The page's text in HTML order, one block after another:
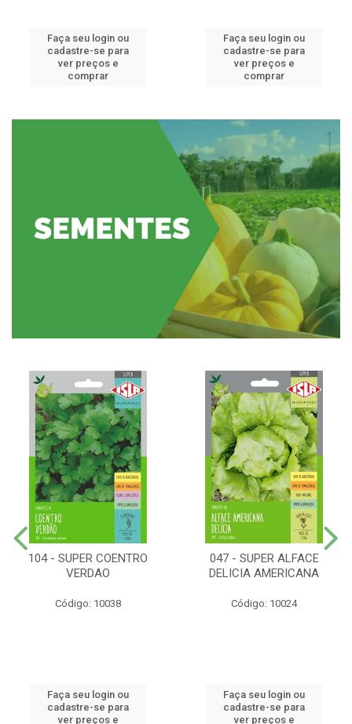
Faça seu login ou
cadastre-se para
ver preços e
comprar
Faça seu login ou
cadastre-se para
ver preços e
comprar
104 - SUPER COENTRO
VERDAO
Código: 10038
Faça seu login ou
cadastre-se para
ver preços e
047 - SUPER ALFACE
DELICIA AMERICANA
Código: 10024
Faça seu login ou
cadastre-se para
ver preços e